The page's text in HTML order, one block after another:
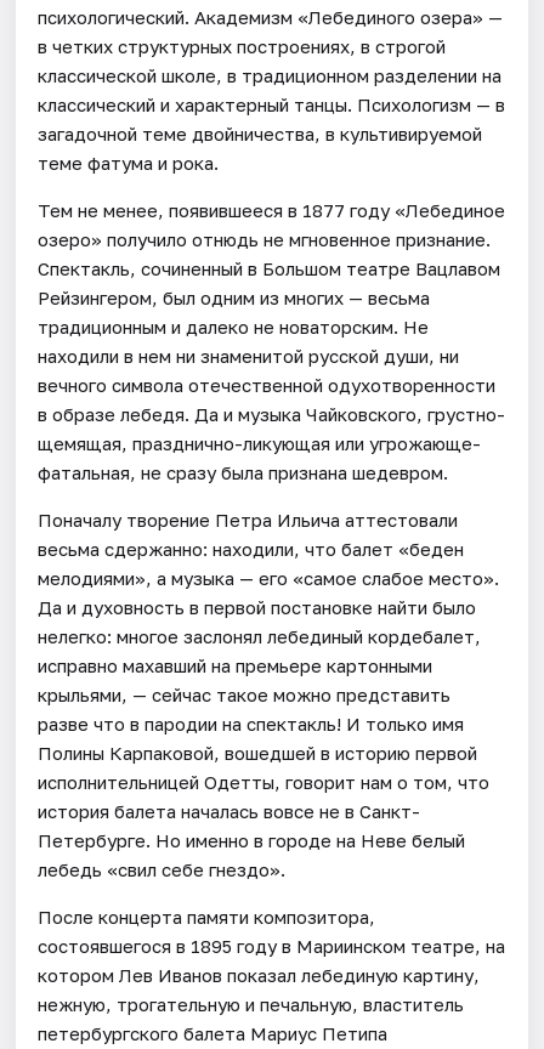
психологический. Академизм «Лебединого озера» —
в четких структурных построениях, в строгой
классической школе, в традиционном разделении на
классический и характерный танцы. Психологизм — в
загадочной теме двойничества, в культивируемой
теме фатума и рока.
Тем не менее, появившееся в 1877 году «Лебединое
озеро» получило отнюдь не мгновенное признание.
Спектакль, сочиненный в Большом театре Вацлавом
Рейзингером, был одним из многих — весьма
традиционным и далеко не новаторским. Не
находили в нем ни знаменитой русской души, ни
вечного символа отечественной одухотворенности
в образе лебедя. Да и музыка Чайковского, грустно-
щемящая, празднично-ликующая или угрожающе-
фатальная, не сразу была признана шедевром.
Поначалу творение Петра Ильича аттестовали
весьма сдержанно: находили, что балет «беден
мелодиями», а музыка — его «самое слабое место».
Да и духовность в первой постановке найти было
нелегко: многое заслонял лебединый кордебалет,
исправно махавший на премьере картонными
крыльями, — сейчас такое можно представить
разве что в пародии на спектакль! И только имя
Полины Карпаковой, вошедшей в историю первой
исполнительницей Одетты, говорит нам о том, что
история балета началась вовсе не в Санкт-
Петербурге. Но именно в городе на Неве белый
лебедь «свил себе гнездо».
После концерта памяти композитора,
состоявшегося в 1895 году в Мариинском театре, на
котором Лев Иванов показал лебединую картину,
нежную, трогательную и печальную, властитель
петербургского балета Мариус Петипа